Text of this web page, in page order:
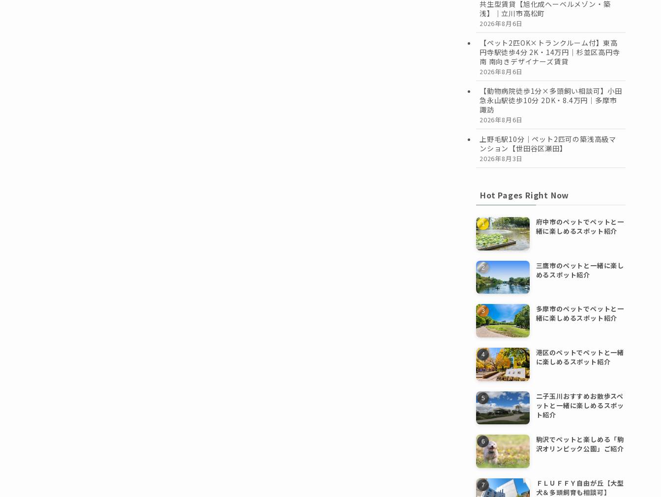
共生型賃貸【旭化成ヘーベルメゾン・築
浅】｜立川市高松町
2026年8月6日
【ペット2匹OK×トランクルーム付】東高
円寺駅徒歩4分 2K・14万円｜杉並区高円寺
南 南向きデザイナーズ賃貸
2026年8月6日
【動物病院徒歩1分×多頭飼い相談可】小田
急永山駅徒歩10分 2DK・8.4万円｜多摩市
諏訪
2026年8月6日
上野毛駅10分｜ペット2匹可の築浅高級マ
ンション【世田谷区瀬田】
2026年8月3日
Hot Pages Right Now
府中市のペットでペットと一
緒に楽しめるスポット紹介
三鷹市のペットと一緒に楽し
めるスポット紹介
多摩市のペットでペットと一
緒に楽しめるスポット紹介
港区のペットでペットと一緒
に楽しめるスポット紹介
二子玉川おすすめお散歩スペ
ットと一緒に楽しめるスポッ
ト紹介
駒沢でペットと楽しめる「駒
沢オリンピック公園」ご紹介
ＦＬＵＦＦＹ自由が丘【大型
犬＆多頭飼育も相談可】